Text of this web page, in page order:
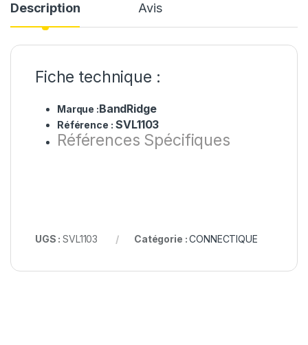
Description Avis
Fiche technique :
Marque :BandRidge
Référence : SVL1103
Références Spécifiques
UGS :SVL1103 Catégorie :CONNECTIQUE